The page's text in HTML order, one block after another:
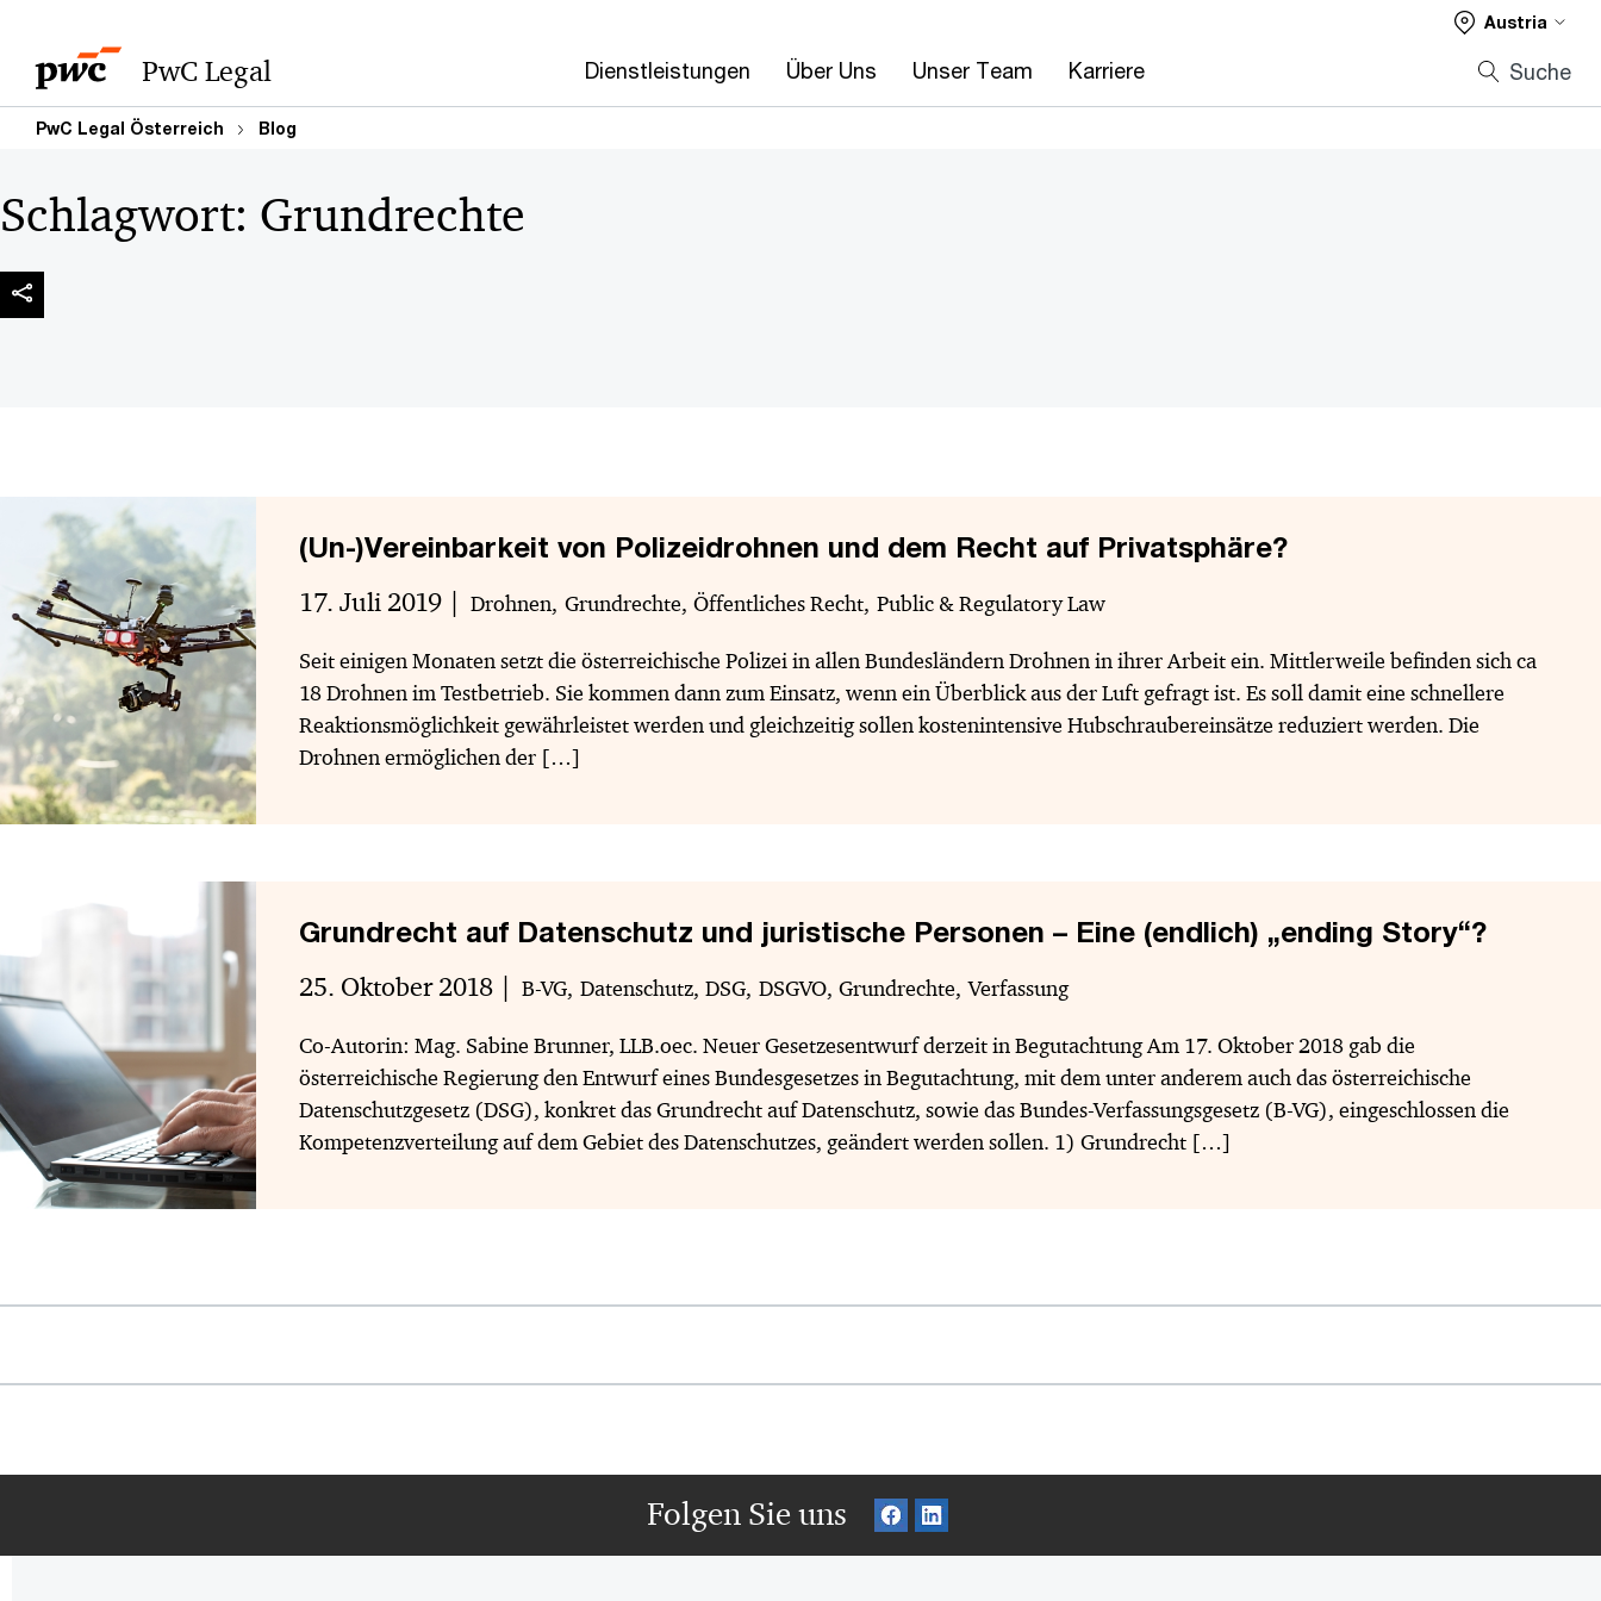
Austria
PwC Legal Dienstleistungen Über Uns Unser Team Karriere Suche
PwC Legal Österreich Blog
Schlagwort: Grundrechte
(Un-)Vereinbarkeit von Polizeidrohnen und dem Recht auf Privatsphäre?
17. Juli 2019
Drohnen Grundrechte Öffentliches Recht Public & Regulatory Law
Seit einigen Monaten setzt die österreichische Polizei in allen Bundesländern Drohnen in ihrer Arbeit ein. Mittlerweile befinden sich ca
18 Drohnen im Testbetrieb. Sie kommen dann zum Einsatz, wenn ein Überblick aus der Luft gefragt ist. Es soll damit eine schnellere
Reaktionsmöglichkeit gewährleistet werden und gleichzeitig sollen kostenintensive Hubschraubereinsätze reduziert werden. Die
Drohnen ermöglichen der […]
Grundrecht auf Datenschutz und juristische Personen – Eine (endlich) „ending Story“?
25. Oktober 2018
B-VG Datenschutz DSG DSGVO Grundrechte Verfassung
Co-Autorin: Mag. Sabine Brunner, LLB.oec. Neuer Gesetzesentwurf derzeit in Begutachtung Am 17. Oktober 2018 gab die
österreichische Regierung den Entwurf eines Bundesgesetzes in Begutachtung, mit dem unter anderem auch das österreichische
Datenschutzgesetz (DSG), konkret das Grundrecht auf Datenschutz, sowie das Bundes-Verfassungsgesetz (B-VG), eingeschlossen die
Kompetenzverteilung auf dem Gebiet des Datenschutzes, geändert werden sollen. 1) Grundrecht […]
Folgen Sie uns